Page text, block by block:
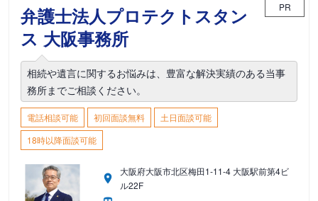
弁護士法人プロテクトスタン
ス 大阪事務所
PR
相続や遺言に関するお悩みは、豊富な解決実績のある当事
務所までご相談ください。
電話相談可能 初回面談無料
土日面談可能
18時以降面談可能
大阪府大阪市北区梅田1-11-4 大阪駅前第4ビ
ル22F